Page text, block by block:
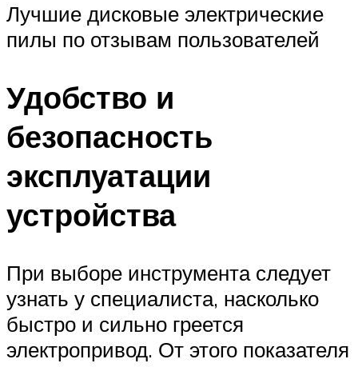
Лучшие дисковые электрические
пилы по отзывам пользователей
Удобство и
безопасность
эксплуатации
устройства
При выборе инструмента следует
узнать у специалиста, насколько
быстро и сильно греется
электропривод. От этого показателя